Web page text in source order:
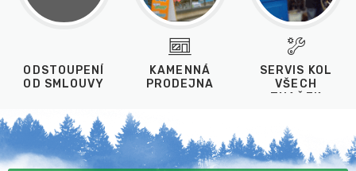
ODSTOUPENÍ
OD SMLOUVY
KAMENNÁ
PRODEJNA
SERVIS KOL
VŠECH
ZNAČEK